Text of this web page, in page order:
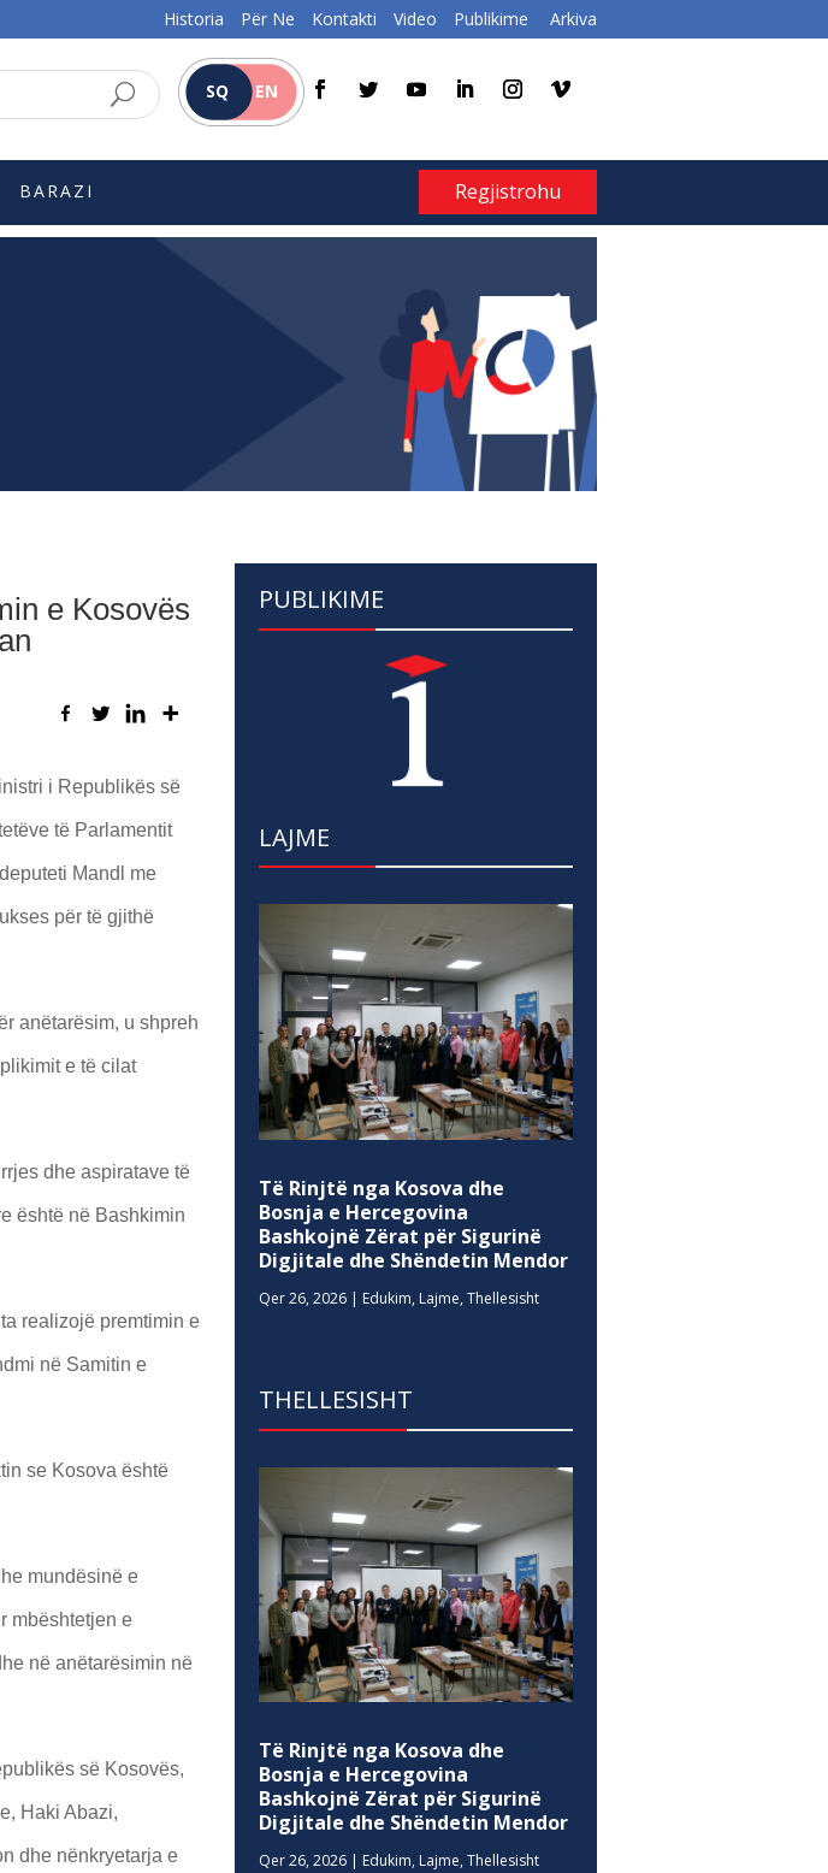
Historia Për Ne Kontakti Video Publikime Arkiva
SQ EN
BARAZI Regjistrohu
e Kosovës
i Republikës së
të Parlamentit
Mandl me
për të gjithë
anëtarësim, u shpreh
e të cilat
dhe aspiratave të
është në Bashkimin
realizojë premtimin e
në Samitin e
se Kosova është
mundësinë e
mbështetjen e
në anëtarësimin në
së Kosovës,
Haki Abazi,
dhe nënkryetarja e
PUBLIKIME
LAJME
Të Rinjtë nga Kosova dhe
Bosnja e Hercegovina
Bashkojnë Zërat për Sigurinë
Digjitale dhe Shëndetin Mendor
Qer 26, 2026 | Edukim, Lajme,Thellesisht
THELLESISHT
Të Rinjtë nga Kosova dhe
Bosnja e Hercegovina
Bashkojnë Zërat për Sigurinë
Digjitale dhe Shëndetin Mendor
Qer 26, 2026 | Edukim, Lajme,Thellesisht